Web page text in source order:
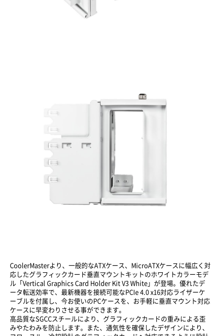
CoolerMasterより、一般的なATXケース、MicroATXケースに幅広く対
応したグラフィックカード垂直マウントキットのホワイトカラーモデ
ル「Vertical Graphics Card Holder Kit V3 White」が登場。優れたデ
ータ転送効率で、最新機器を接続可能なPCIe 4.0 x16対応ライザーケ
ーブルを付属し、今お使いのPCケースを、お手軽に垂直マウント対応
ケースに早変わりさせる事ができます。
高品質なSGCCスチールにより、グラフィックカードの重みによる歪
みやたわみを防止します。また、通気性を確保したデザインにより、